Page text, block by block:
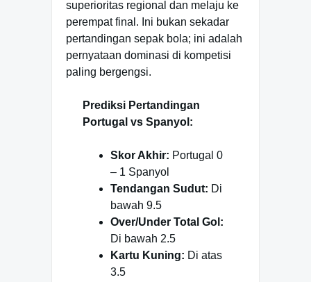
superioritas regional dan melaju ke
perempat final. Ini bukan sekadar
pertandingan sepak bola; ini adalah
pernyataan dominasi di kompetisi
paling bergengsi.
Prediksi Pertandingan
Portugal vs Spanyol:
Skor Akhir: Portugal 0
– 1 Spanyol
Tendangan Sudut: Di
bawah 9.5
Over/Under Total Gol:
Di bawah 2.5
Kartu Kuning: Di atas
3.5